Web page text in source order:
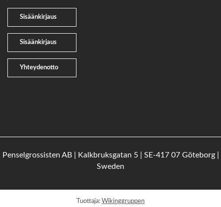
Yhteydenotto
Sisäänkirjaus
Sisäänkirjaus
Penselgrossisten AB | Kalkbruksgatan 5 | SE-417 07 Göteborg |
Sweden
Tuottaja: Wikinggruppen